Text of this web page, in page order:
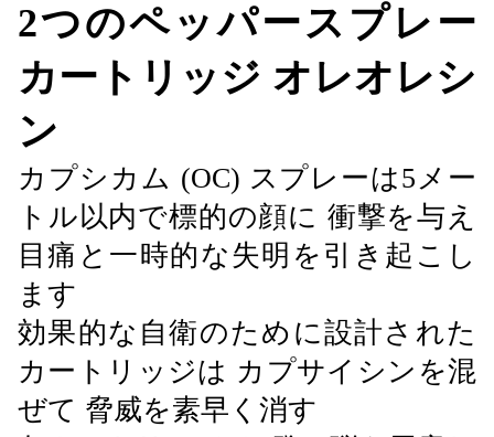
2つのペッパースプレー
カートリッジ オレオレシ
ン
カプシカム (OC) スプレーは5メー
トル以内で標的の顔に 衝撃を与え
目痛と一時的な失明を引き起こし
ます
効果的な自衛のために設計された
カートリッジは カプサイシンを混
ぜて 脅威を素早く消す